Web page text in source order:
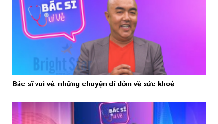
Bác sĩ vui vẻ: những chuyện dí dỏm về sức khoẻ